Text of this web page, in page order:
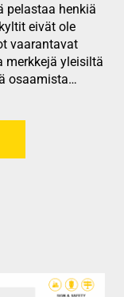
pelastaa henkiä
eivät ole
vaarantavat
yleisiltä
osaamista…